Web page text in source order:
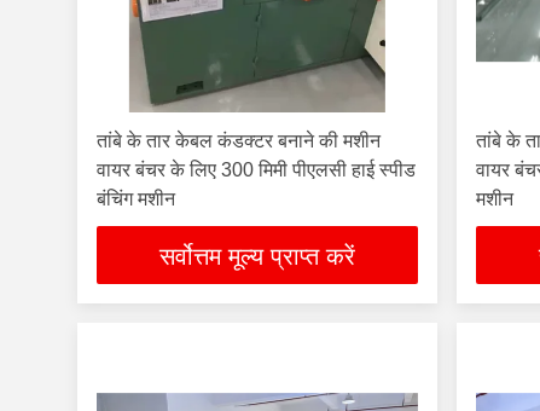
तांबे के तार केबल कंडक्टर बनाने की मशीन
वायर बंचर के लिए 300 मिमी पीएलसी हाई स्पीड
बंचिंग मशीन
सर्वोत्तम मूल्य प्राप्त करें
तांबे के
वायर
मशीन